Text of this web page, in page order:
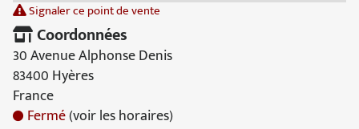
Signaler ce point de vente
Coordonnées
30 Avenue Alphonse Denis
83400 Hyères
France
Fermé(voir les horaires)